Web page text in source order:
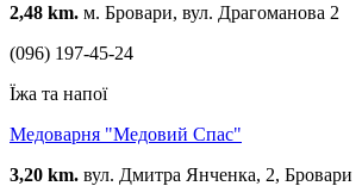
2,48 km. м. Бровари, вул. Драгоманова 2
(096) 197-45-24
Їжа та напої
Медоварня "Медовий Спас"
3,20 km. вул. Дмитра Янченка, 2, Бровари